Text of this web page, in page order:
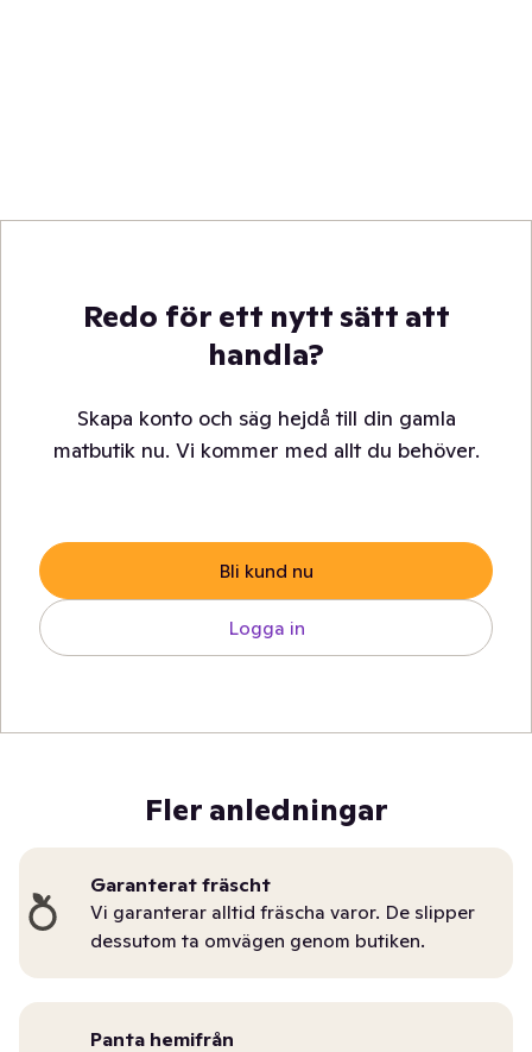
Redo för ett nytt sätt att
handla?
Skapa konto och säg hejdå till din gamla
matbutik nu. Vi kommer med allt du behöver.
Bli kund nu
Logga in
Fler anledningar
Garanterat fräscht
Vi garanterar alltid fräscha varor. De slipper
dessutom ta omvägen genom butiken.
Panta hemifrån